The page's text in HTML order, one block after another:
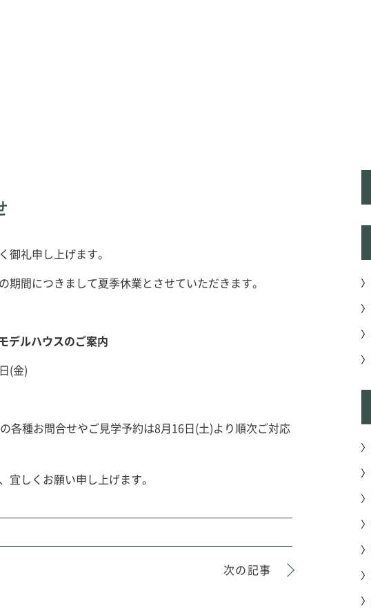
御礼申し上げます。
期間につきまして夏季休業とさせていただきます。
デルハウスのご案内
(金)
各種お問合せやご見学予約は8月16日(土)より順次ご対応
宜しくお願い申し上げます。
次の記事